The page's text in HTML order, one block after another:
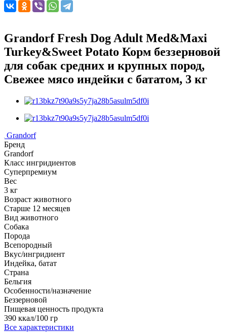
Grandorf Fresh Dog Adult Med&Maxi
Turkey&Sweet Potato Корм беззерновой
для собак средних и крупных пород,
Свежее мясо индейки с бататом, 3 кг
Grandorf
Бренд
Grandorf
Класс ингридиентов
Суперпремиум
Вес
3 кг
Возраст животного
Старше 12 месяцев
Вид животного
Собака
Порода
Всепородный
Вкус/ингридиент
Индейка, батат
Страна
Бельгия
Особенности/назначение
Беззерновой
Пищевая ценность продукта
390 ккал/100 гр
Все характеристики